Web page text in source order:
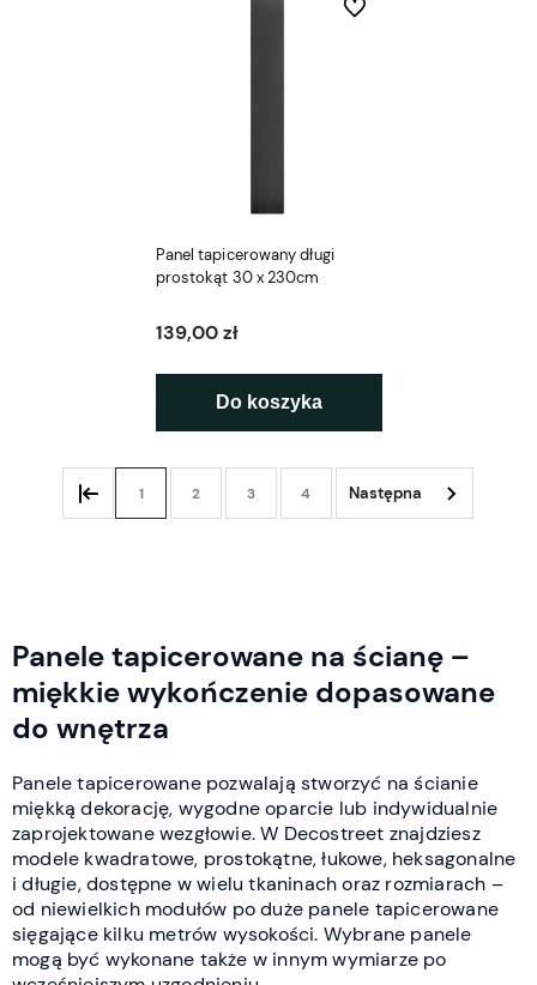
Panel tapicerowany długi
prostokąt 30 x 230cm
139,00 zł
Do koszyka
Do ulubionych
1 2 3 4
Panele tapicerowane na ścianę –
miękkie wykończenie dopasowane
do wnętrza
Panele tapicerowane pozwalają stworzyć na ścianie
miękką dekorację, wygodne oparcie lub indywidualnie
zaprojektowane wezgłowie. W Decostreet znajdziesz
modele kwadratowe, prostokątne, łukowe, heksagonalne
i długie, dostępne w wielu tkaninach oraz rozmiarach –
od niewielkich modułów po duże panele tapicerowane
sięgające kilku metrów wysokości. Wybrane panele
mogą być wykonane także w innym wymiarze po